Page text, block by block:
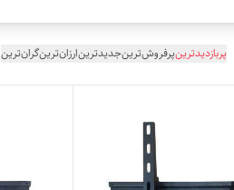
پربازدیدترینپرفروش‌ترینجدیدترینارزان‌ترینگران‌ترین